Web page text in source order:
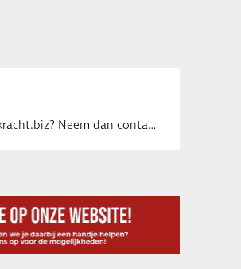
Uw vacature voor 4 weken op www.pakkracht.biz? Neem dan contact op met Yannick van …